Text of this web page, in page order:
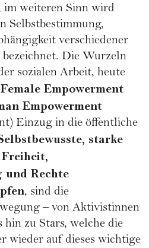
weiteren Sinn wird
Selbstbestimmung,
verschiedener
Die Wurzeln
sozialen Arbeit, heute
Female Empowerment
Empowerment
Einzug in die öffentliche
starke
Rechte
, sind die
– von Aktivistinnen
zu Stars, welche die
wieder auf dieses wichtige